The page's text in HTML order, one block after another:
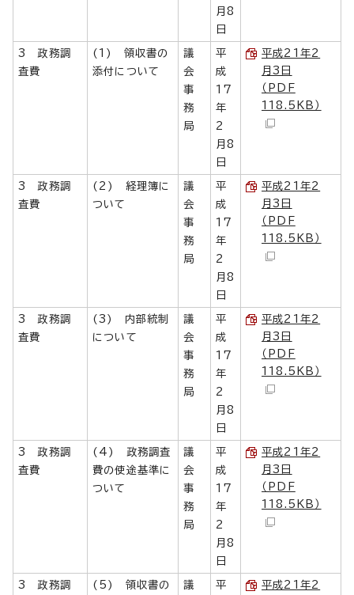
月8
日
3 政務調
査費
(1) 領収書の
添付について
議
会
事
務
局
平
成
17
年
2
月8
日
平成21年2
月3日
（PDF
118.5KB）
3 政務調
査費
(2) 経理簿に
ついて
議
会
事
務
局
平
成
17
年
2
月8
日
平成21年2
月3日
（PDF
118.5KB）
3 政務調
査費
(3) 内部統制
について
議
会
事
務
局
平
成
17
年
2
月8
日
平成21年2
月3日
（PDF
118.5KB）
3 政務調
査費
(4) 政務調査
費の使途基準に
ついて
議
会
事
務
局
平
成
17
年
2
月8
日
平成21年2
月3日
（PDF
118.5KB）
3 政務調
(5) 領収書の
議
平
平成21年2